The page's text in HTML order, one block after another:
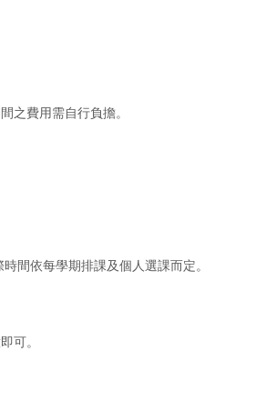
之費用需自行負擔。
間依每學期排課及個人選課而定。
可。